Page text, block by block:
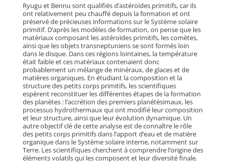
Ryugu et Bennu sont qualifiés d’astéroïdes primitifs, car ils
ont relativement peu chauffé depuis la formation et ont
préservé de précieuses informations sur le Système solaire
primitif. D’après les modèles de formation, on pense que les
matériaux composant les astéroïdes primitifs, les comètes,
ainsi que les objets transneptuniens se sont formés loin
dans le disque. Dans ces régions lointaines, la température
était faible et ces matériaux contenaient donc
probablement un mélange de minéraux, de glaces et de
matières organiques. En étudiant la composition et la
structure des petits corps primitifs, les scientifiques
espèrent reconstituer les différentes étapes de la formation
des planètes : l’accrétion des premiers planétésimaux, les
processus hydrothermaux qui ont modifié leur composition
et leur structure, ainsi que leur évolution dynamique. Un
autre objectif clé de cette analyse est de connaître le rôle
des petits corps primitifs dans l’apport d’eau et de matière
organique dans le Système solaire interne, notamment sur
Terre. Les scientifiques cherchent à comprendre l’origine des
éléments volatils qui les composent et leur diversité finale.